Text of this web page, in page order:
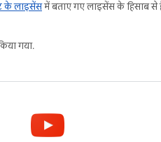
के लाइसेंसमें बताए गए लाइसेंस के हिसाब से
गया.